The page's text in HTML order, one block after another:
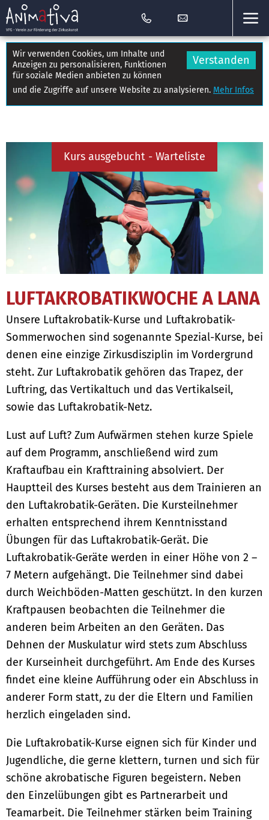
Verstanden
Wir verwenden Cookies, um Inhalte und
Anzeigen zu personalisieren, Funktionen
für soziale Medien anbieten zu können
und die Zugriffe auf unsere Website zu analysieren. Mehr Infos
Kurs ausgebucht - Warteliste
LUFTAKROBATIKWOCHE A LANA
Unsere Luftakrobatik-Kurse und Luftakrobatik-
Sommerwochen sind sogenannte Spezial-Kurse, bei
denen eine einzige Zirkusdisziplin im Vordergrund
steht. Zur Luftakrobatik gehören das Trapez, der
Luftring, das Vertikaltuch und das Vertikalseil,
sowie das Luftakrobatik-Netz.
Lust auf Luft? Zum Aufwärmen stehen kurze Spiele
auf dem Programm, anschließend wird zum
Kraftaufbau ein Krafttraining absolviert. Der
Hauptteil des Kurses besteht aus dem Trainieren an
den Luftakrobatik-Geräten. Die Kursteilnehmer
erhalten entsprechend ihrem Kenntnisstand
Übungen für das Luftakrobatik-Gerät. Die
Luftakrobatik-Geräte werden in einer Höhe von 2 –
7 Metern aufgehängt. Die Teilnehmer sind dabei
durch Weichböden-Matten geschützt. In den kurzen
Kraftpausen beobachten die Teilnehmer die
anderen beim Arbeiten an den Geräten. Das
Dehnen der Muskulatur wird stets zum Abschluss
der Kurseinheit durchgeführt. Am Ende des Kurses
findet eine kleine Aufführung oder ein Abschluss in
anderer Form statt, zu der die Eltern und Familien
herzlich eingeladen sind.
Die Luftakrobatik-Kurse eignen sich für Kinder und
Jugendliche, die gerne klettern, turnen und sich für
schöne akrobatische Figuren begeistern. Neben
den Einzelübungen gibt es Partnerarbeit und
Teamarbeit. Die Teilnehmer stärken beim Training